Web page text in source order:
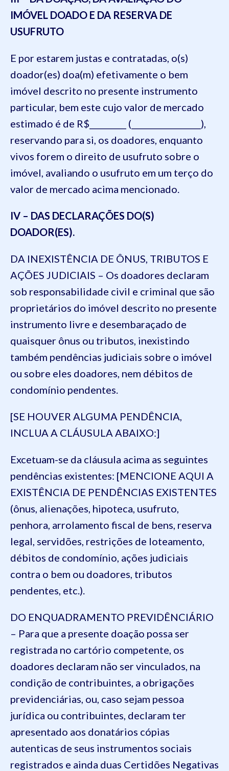
IMÓVEL DOADO E DA RESERVA DE
USUFRUTO
E por estarem justas e contratadas, o(s)
doador(es) doa(m) efetivamente o bem
imóvel descrito no presente instrumento
particular, bem este cujo valor de mercado
estimado é de R$_________ (_________________),
reservando para si, os doadores, enquanto
vivos forem o direito de usufruto sobre o
imóvel, avaliando o usufruto em um terço do
valor de mercado acima mencionado.
IV – DAS DECLARAÇÕES DO(S)
DOADOR(ES).
DA INEXISTÊNCIA DE ÔNUS, TRIBUTOS E
AÇÕES JUDICIAIS – Os doadores declaram
sob responsabilidade civil e criminal que são
proprietários do imóvel descrito no presente
instrumento livre e desembaraçado de
quaisquer ônus ou tributos, inexistindo
também pendências judiciais sobre o imóvel
ou sobre eles doadores, nem débitos de
condomínio pendentes.
[SE HOUVER ALGUMA PENDÊNCIA,
INCLUA A CLÁUSULA ABAIXO:]
Excetuam-se da cláusula acima as seguintes
pendências existentes: [MENCIONE AQUI A
EXISTÊNCIA DE PENDÊNCIAS EXISTENTES
(ônus, alienações, hipoteca, usufruto,
penhora, arrolamento fiscal de bens, reserva
legal, servidões, restrições de loteamento,
débitos de condomínio, ações judiciais
contra o bem ou doadores, tributos
pendentes, etc.).
DO ENQUADRAMENTO PREVIDÊNCIÁRIO
– Para que a presente doação possa ser
registrada no cartório competente, os
doadores declaram não ser vinculados, na
condição de contribuintes, a obrigações
previdenciárias, ou, caso sejam pessoa
jurídica ou contribuintes, declaram ter
apresentado aos donatários cópias
autenticas de seus instrumentos sociais
registrados e ainda duas Certidões Negativas